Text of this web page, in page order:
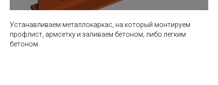
Устанавливаем металлокаркас, на который монтируем
профлист, армсетку и заливаем бетоном, либо легким
бетоном